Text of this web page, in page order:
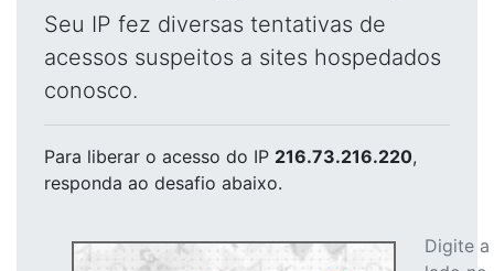
Seu IP fez diversas tentativas de
acessos suspeitos a sites hospedados
conosco.
Para liberar o acesso do IP 216.73.216.220,
responda ao desafio abaixo.
Digite